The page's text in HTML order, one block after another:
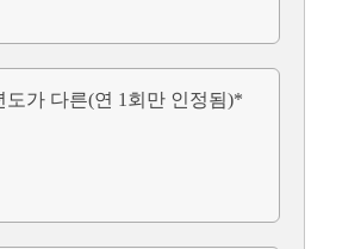
가 다른(연 1회만 인정됨)*